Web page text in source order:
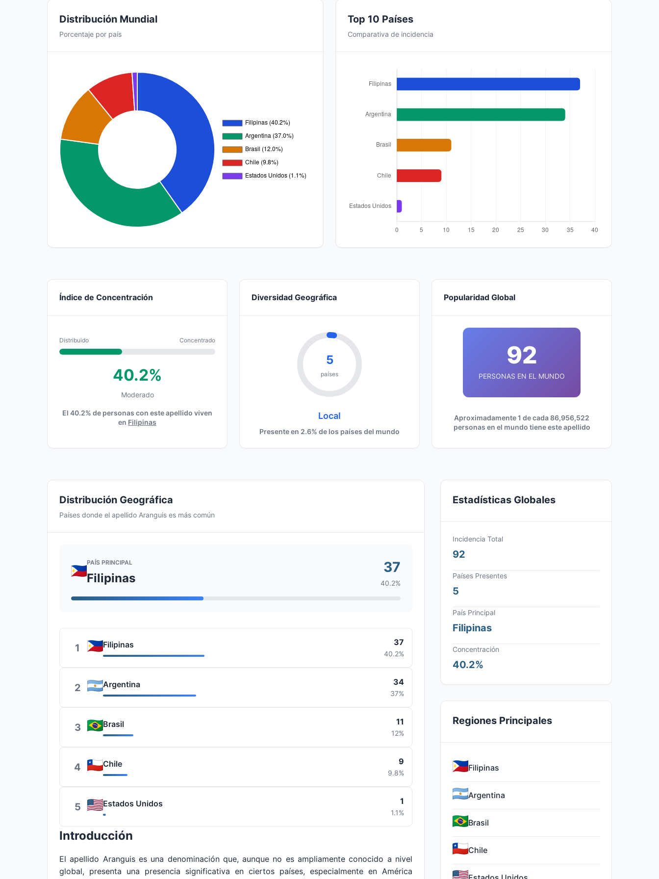
Distribución Mundial
Porcentaje por país
Top 10 Países
Comparativa de incidencia
Índice de Concentración
Distribuido Concentrado
40.2%
Moderado
El 40.2% de personas con este apellido viven
en Filipinas
Diversidad Geográfica
5
países
Local
Presente en 2.6% de los países del mundo
Popularidad Global
92
PERSONAS EN EL MUNDO
Aproximadamente 1 de cada 86,956,522
personas en el mundo tiene este apellido
Distribución Geográfica
Países donde el apellido Aranguis es más común
PAÍS PRINCIPAL
Filipinas
37
40.2%
1 Filipinas 37
40.2%
2 Argentina 34
37%
3 Brasil 11
12%
4 Chile 9
9.8%
5 Estados Unidos 1
1.1%
Introducción
El apellido Aranguis es una denominación que, aunque no es ampliamente conocido a nivel
global, presenta una presencia significativa en ciertos países, especialmente en América
Estadísticas Globales
Incidencia Total
92
Países Presentes
5
País Principal
Filipinas
Concentración
40.2%
Regiones Principales
Filipinas
Argentina
Brasil
Chile